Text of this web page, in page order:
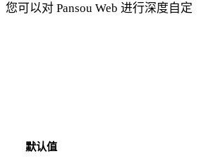
可以对 Pansou Web 进行深度自定
默认值